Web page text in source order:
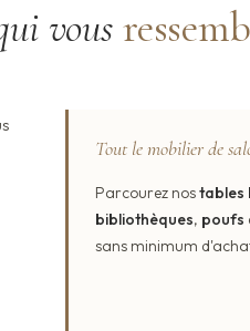
vous
Tout le mobilier de
Parcourez nostables
bibliothèques, poufs
sans minimum